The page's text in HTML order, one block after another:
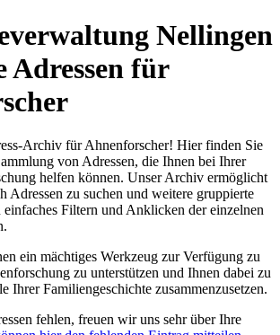
Nellingen
Adressen für
Archiv für Ahnenforscher! Hier finden Sie
von Adressen, die Ihnen bei Ihrer
helfen können. Unser Archiv ermöglicht
Adressen zu suchen und weitere gruppierte
Filtern und Anklicken der einzelnen
ein mächtiges Werkzeug zur Verfügung zu
zu unterstützen und Ihnen dabei zu
Ihrer Familiengeschichte zusammenzusetzen.
fehlen, freuen wir uns sehr über Ihre